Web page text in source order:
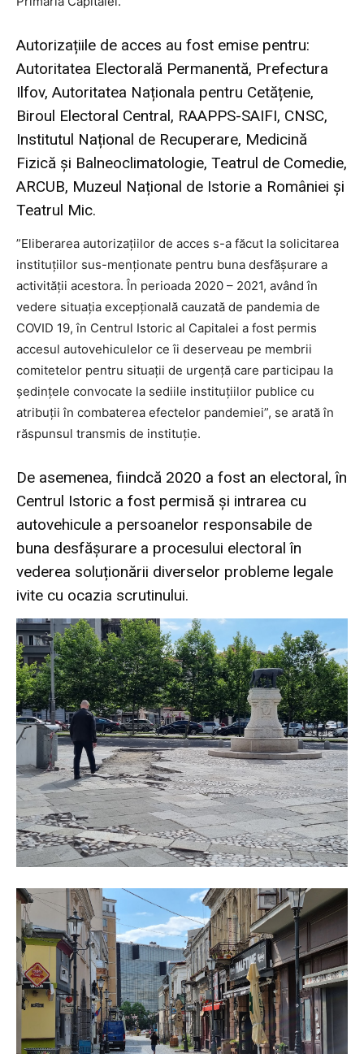
Autorizațiile de acces au fost emise pentru:
Autoritatea Electorală Permanentă, Prefectura
Ilfov, Autoritatea Naționala pentru Cetățenie,
Biroul Electoral Central, RAAPPS-SAIFI, CNSC,
Institutul Național de Recuperare, Medicină
Fizică și Balneoclimatologie, Teatrul de Comedie,
ARCUB, Muzeul Național de Istorie a României și
Teatrul Mic.
”Eliberarea autorizațiilor de acces s-a făcut la solicitarea
instituțiilor sus-menționate pentru buna desfășurare a
activității acestora. În perioada 2020 – 2021, având în
vedere situația excepțională cauzată de pandemia de
COVID 19, în Centrul Istoric al Capitalei a fost permis
accesul autovehiculelor ce îi deserveau pe membrii
comitetelor pentru situații de urgență care participau la
ședințele convocate la sediile instituțiilor publice cu
atribuții în combaterea efectelor pandemiei”, se arată în
răspunsul transmis de instituție.
De asemenea, fiindcă 2020 a fost an electoral, în
Centrul Istoric a fost permisă și intrarea cu
autovehicule a persoanelor responsabile de
buna desfășurare a procesului electoral în
vederea soluționării diverselor probleme legale
ivite cu ocazia scrutinului.